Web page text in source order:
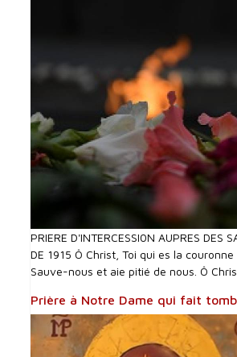
PRIERE D'INTERCESSI0N AUPRES DES
DE 1915 Ô Christ, Toi qui es la couronne
Sauve-nous et aie pitié de nous. Ô
Prière à Notre Dame qui fait